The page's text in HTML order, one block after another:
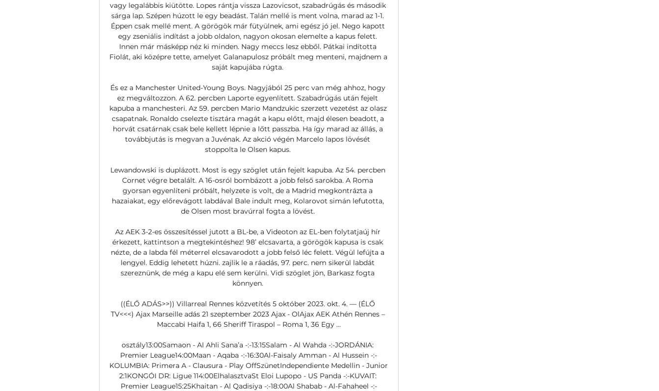
vagy legalábbis kiütötte. Lopes rántja vissza Lazovicsot, szabadrúgás és második
sárga lap. Szépen húzott le egy beadást. Talán mellé is ment volna, marad az 1-1.
Éppen csak mellé ment. A görögök már fütyülnek, ami egész jó jel. Nego kapott
egy zseniális indítást a jobb oldalon, nagyon okosan elemelte a kapus felett.
Innen már másképp néz ki minden. Nagy meccs lesz ebből. Pátkai indította
Fiolát, aki középre tette, amelyet Galanapulosz próbált meg menteni, majdnem a
saját kapujába rúgta.
És ez a Manchester United-Young Boys. Nagyjából 25 perc van még ahhoz, hogy
ez megváltozzon. A 62. percben Laporte egyenlített. Szabadrúgás után fejelt
kapuba a manchesteri. Az 59. percben Mario Mandzukic szerzett vezetést az olasz
csapatnak. Ronaldo cselezte tisztára magát a kapu előtt, majd élesen beadott, a
horvát csatárnak csak bele kellett lépnie a lőtt passzba. Ha így marad az állás, a
továbbjutás is megvan a Juvénak. Az akció végén Marcelo lapos lövését
stoppolta le Olsen kapus.
Lewandowski is duplázott. Most is egy szöglet után fejelt kapuba. Az 54. percben
Cornet végre betalált. A 16-osról bombázott a jobb felső sarokba. A Roma
gyorsan egyenlíteni próbált, helyzete is volt, de a Madrid megkontrázta a
hazaiakat, egy előrevágott labdával Bale indult meg, Kolarovot simán lefutotta,
de Olsen most bravúrral fogta a lövést.
Az AEK 3-2-es összesítéssel jutott a BL-be, a Videoton az EL-ben folytatjaúj hír
érkezett, kattintson a megtekintéshez! 98’ elcsavarta, a görögök kapusa is csak
nézte, de a labda fél méterrel elcsavarodott a jobb felső léc felett. Végül lefújta a
lengyel. Eddig lehetett húzni. zajlik le a ráadás, 97. perc. nem sikerül labdát
szereznünk, de még a kapu elé sem kerülni. Vidi szöglet jön, Barkasz fogta
könnyen.
((ÉLŐ ADÁS>>)) Villarreal Rennes közvetítés 5 október 2023. okt. 4. — (ÉLŐ
TV<<<) Ajax Marseille adás 21 szeptember 2023 Ajax - OlAjax AEK Athén Rennes –
Maccabi Haifa 1, 66 Sheriff Tiraspol – Roma 1, 36 Egy ...
osztály13:00Samaon - Al Ahli Sana’a -:-13:15Salam - Al Wahda -:-JORDÁNIA:
Premier League14:00Maan - Aqaba -:-16:30Al-Faisaly Amman - Al Hussein -:-
KOLUMBIA: Primera A - Clausura - Play OffSzünetIndependiente Medellin - Junior
2:1KONGÓI DR: Ligue 114:00ElhalasztvaSt Eloi Lupopo - US Panda -:-KUVAIT:
Premier League15:25Khaitan - Al Qadisiya -:-18:00Al Shabab - Al-Fahaheel -:-